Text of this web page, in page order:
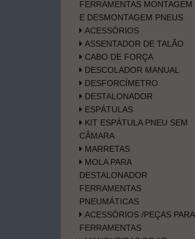
FERRAMENTAS MONTAGEM
E DESMONTAGEM PNEUS
ACESSÓRIOS
ASSENTADOR DE TALÃO
CABO DE FORÇA
DESCOLADOR MANUAL
DESFORCÍMETRO
DESTALONADOR
ESPÁTULAS
KIT ESPÁTULA PNEU SEM
CÂMARA
MARRETAS
MOLA PARA
DESTALONADOR
FERRAMENTAS
PNEUMÁTICAS
ACESSÓRIOS /PEÇAS PARA
FERRAMENTAS